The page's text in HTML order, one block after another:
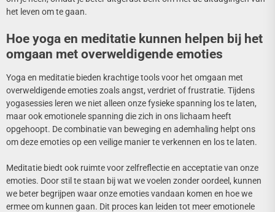
het leven om te gaan.
Hoe yoga en meditatie kunnen helpen bij het
omgaan met overweldigende emoties
Yoga en meditatie bieden krachtige tools voor het omgaan met
overweldigende emoties zoals angst, verdriet of frustratie. Tijdens
yogasessies leren we niet alleen onze fysieke spanning los te laten,
maar ook emotionele spanning die zich in ons lichaam heeft
opgehoopt. De combinatie van beweging en ademhaling helpt ons
om deze emoties op een veilige manier te verkennen en los te laten.
Meditatie biedt ook ruimte voor zelfreflectie en acceptatie van onze
emoties. Door stil te staan bij wat we voelen zonder oordeel, kunnen
we beter begrijpen waar onze emoties vandaan komen en hoe we
ermee om kunnen gaan. Dit proces kan leiden tot meer emotionele